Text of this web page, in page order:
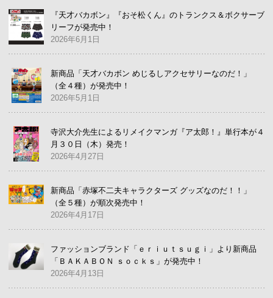
『天才バカボン』『おそ松くん』のトランクス＆ボクサーブ
リーフが発売中！
2026年6月1日
新商品「天才バカボン めじるしアクセサリーなのだ！」
（全４種）が発売中！
2026年5月1日
寺沢大介先生によるリメイクマンガ『ア太郎！』単行本が４
月３０日（木）発売！
2026年4月27日
新商品「赤塚不二夫キャラクターズ グッズなのだ！！」
（全５種）が順次発売中！
2026年4月17日
ファッションブランド「ｅｒｉｕｔｓｕｇｉ」より新商品
「ＢＡＫＡＢＯＮ ｓｏｃｋｓ」が発売中！
2026年4月13日